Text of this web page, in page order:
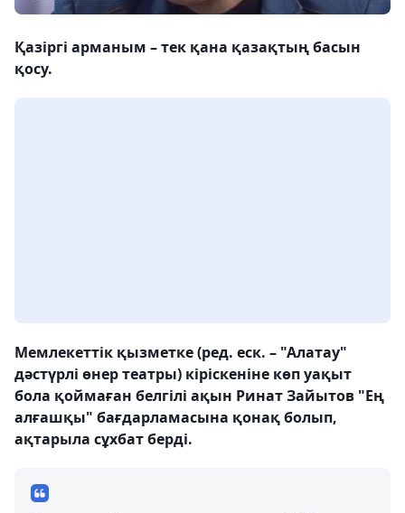
Қазіргі арманым – тек қана қазақтың басын
қосу.
Мемлекеттік қызметке (ред. еск. – "Алатау"
дәстүрлі өнер театры) кіріскеніне көп уақыт
бола қоймаған белгілі ақын Ринат Зайытов "Ең
алғашқы" бағдарламасына қонақ болып,
ақтарыла сұхбат берді.